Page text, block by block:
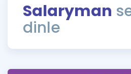
ÖSYM Sınav Takvimi
Kampanyalar
Salaryman
dinle